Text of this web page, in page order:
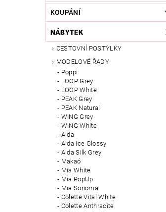
KOUPÁNÍ
NÁBYTEK
CESTOVNÍ POSTÝLKY
MODELOVÉ ŘADY
Poppi
LOOP Grey
LOOP White
PEAK Grey
PEAK Natural
WING Grey
WING White
Alda
Alda Ice Glossy
Alda Silk Grey
Makaó
Mia White
Mia PopUp
Mia Sonoma
Colette Vital White
Colette Anthracite